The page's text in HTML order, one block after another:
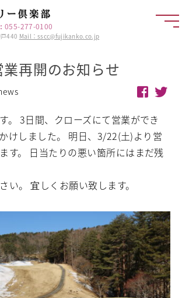
055-277-0100
440 Mail：sscc@fujikanko.co.jp
再開のお知らせ
。 3日間、クローズにて営業ができ
けしました。
明日、3/22(土)より営
す。
日当たりの悪い箇所にはまだ残
い。 宜しくお願い致します。